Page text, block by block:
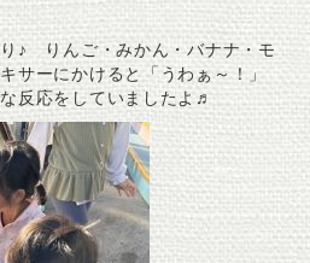
♪ りんご・みかん・バナナ・モ
サーにかけると「うわぁ～！」
反応をしていましたよ♬